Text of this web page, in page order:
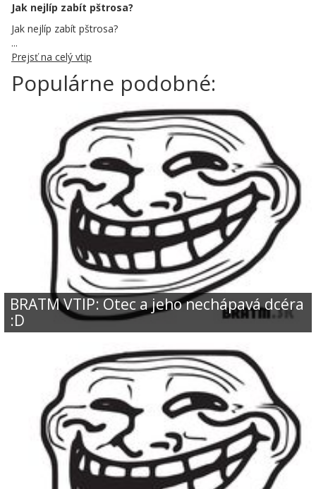
Jak nejlíp zabít pštrosa?
Jak nejlíp zabít pštrosa?
...
Prejsť na celý vtip
Populárne podobné:
BRATM VTIP: Otec a jeho nechápavá dcéra
:D